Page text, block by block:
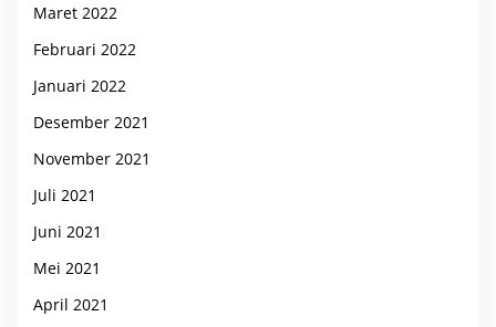
Maret 2022
Februari 2022
Januari 2022
Desember 2021
November 2021
Juli 2021
Juni 2021
Mei 2021
April 2021